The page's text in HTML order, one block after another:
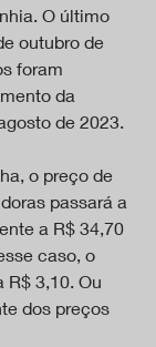
O último
outubro de
foram
da
de 2023.
o preço de
passará a
a R$ 34,70
caso, o
3,10. Ou
dos preços